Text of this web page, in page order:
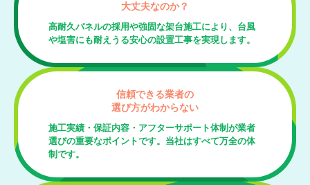
大丈夫なのか？
高耐久パネルの採用や強固な架台施工により、台風
や塩害にも耐えうる安心の設置工事を実現します。
信頼できる業者の
選び方がわからない
施工実績・保証内容・アフターサポート体制が業者
選びの重要なポイントです。当社はすべて万全の体
制です。